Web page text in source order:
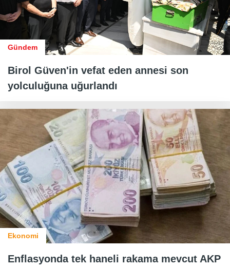
Gündem
Birol Güven'in vefat eden annesi son
yolculuğuna uğurlandı
Ekonomi
Enflasyonda tek haneli rakama mevcut AKP